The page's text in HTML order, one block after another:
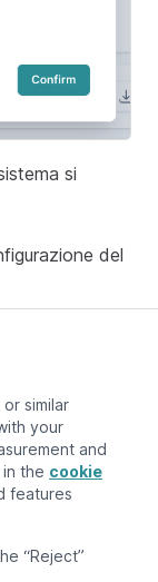
si
del
successiva
dispositivo
similar
your
and
the cookie
features
“Reject”